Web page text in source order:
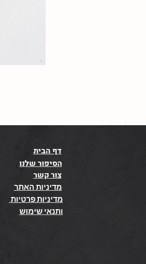
דף הבית
הסיפור שלנו
צור קשר
מדיניות האתר
ותנאי שימוש